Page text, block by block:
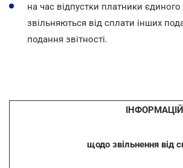
на час відпустки платники
звільняються від сплати інших
подання звітності.
щодо звільнення від